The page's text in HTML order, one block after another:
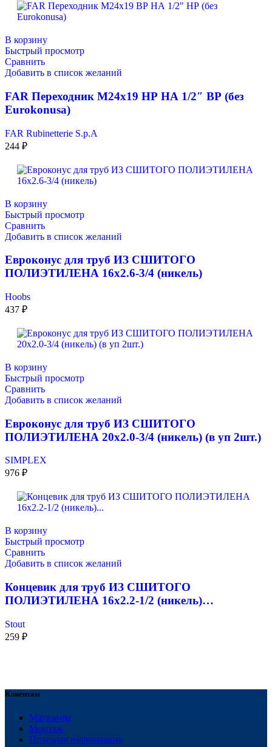
В корзину
Быстрый просмотр
Сравнить
Добавить в список желаний
FAR Переходник М24х19 НР НА 1/2″ ВР (без
Eurokonusа)
FAR Rubinetterie S.p.A
244 ₽
В корзину
Быстрый просмотр
Сравнить
Добавить в список желаний
Евроконус для труб ИЗ СШИТОГО
ПОЛИЭТИЛЕНА 16х2.6-3/4 (никель)
Hoobs
437 ₽
В корзину
Быстрый просмотр
Сравнить
Добавить в список желаний
Евроконус для труб ИЗ СШИТОГО
ПОЛИЭТИЛЕНА 20х2.0-3/4 (никель) (в уп 2шт.)
SIMPLEX
976 ₽
В корзину
Быстрый просмотр
Сравнить
Добавить в список желаний
Концевик для труб ИЗ СШИТОГО
ПОЛИЭТИЛЕНА 16х2.2-1/2 (никель)…
Stout
259 ₽
Клиентам
Магазины
Монтаж
Полезная информация